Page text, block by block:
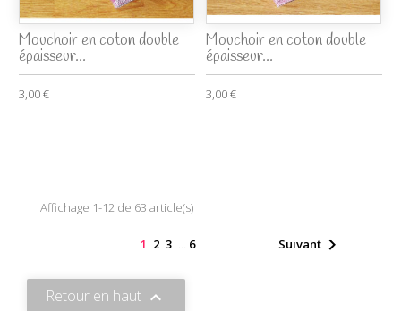
Mouchoir en coton double
épaisseur...
3,00 €
Mouchoir en coton double
épaisseur...
3,00 €
Affichage 1-12 de 63 article(s)
1 2 3 6 Suivant 
Retour en haut 